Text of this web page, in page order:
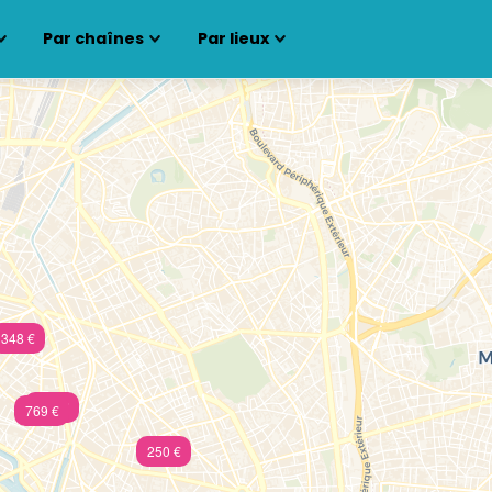
Par chaînes Par lieux
769 €
348 €
250 €
855 €